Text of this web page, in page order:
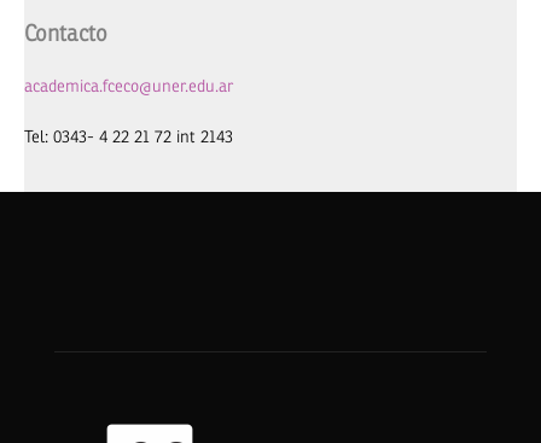
Contacto
academica.fceco@uner.edu.ar
Tel: 0343- 4 22 21 72 int 2143